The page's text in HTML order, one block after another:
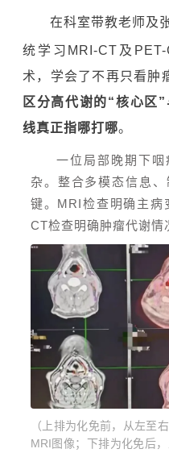
在科室带教老师及
统学习MRI-CT及PET-
术，学会了不再只看肿
区分高代谢的“核心区
线真正指哪打哪。
一位局部晚期下
杂。整合多模态信息
键。MRI检查明确主病
CT检查明确肿瘤代谢情
（上排为化免前，从左至
MRI图像；下排为化免后